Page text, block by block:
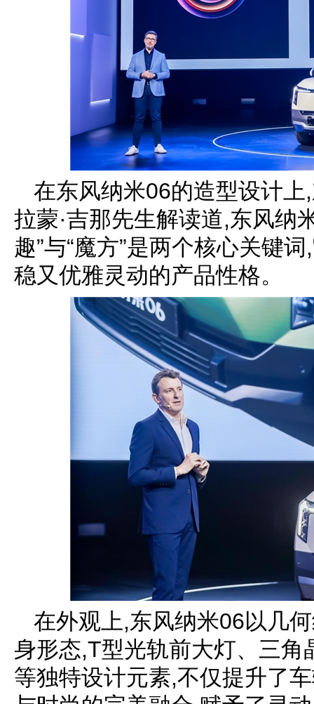
在东风纳米06的造型设计
拉蒙·吉那先生解读道,东风纳
趣”与“魔方”是两个核心关键
稳又优雅灵动的产品性格。
在外观上,东风纳米06以几
身形态,T型光轨前大灯、三
等独特设计元素,不仅提升了